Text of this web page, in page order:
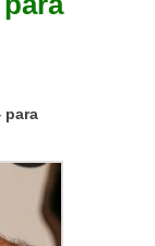
para